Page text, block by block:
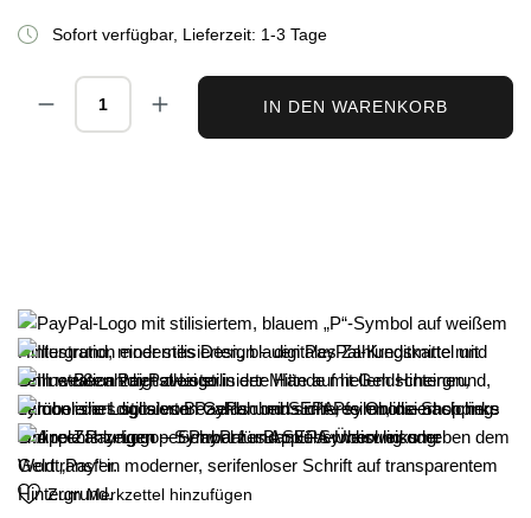
Sofort verfügbar, Lieferzeit: 1-3 Tage
Produkt Anzahl: Gib den gewünschten
IN DEN WARENKORB
Zum Merkzettel hinzufügen